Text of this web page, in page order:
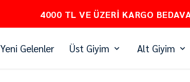
PEŞİN FİYATINA 3 TAKSİT
Yeni Gelenler Üst Giyim Alt Giyim